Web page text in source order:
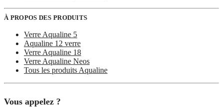
À PROPOS DES PRODUITS
Verre Aqualine 5
Aqualine 12 verre
Verre Aqualine 18
Verre Aqualine Neos
Tous les produits Aqualine
Vous appelez ?